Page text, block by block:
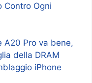
Contro Ogni
A20 Pro va bene,
della DRAM
iPhone